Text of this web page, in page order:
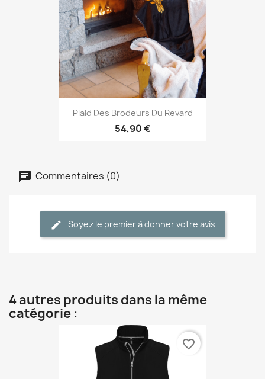
Plaid Des Brodeurs Du Revard
54,90 €
Commentaires (0)
Soyez le premier à donner votre avis
4 autres produits dans la même
catégorie :
favorite_border